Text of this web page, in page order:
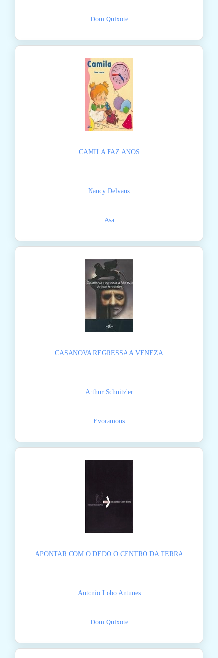
Dom Quixote
CAMILA FAZ ANOS
Nancy Delvaux
Asa
CASANOVA REGRESSA A VENEZA
Arthur Schnitzler
Evoramons
APONTAR COM O DEDO O CENTRO DA TERRA
Antonio Lobo Antunes
Dom Quixote